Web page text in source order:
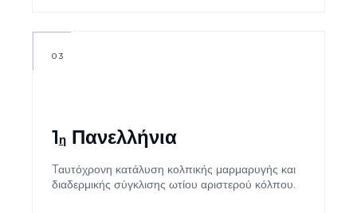
03
1ηΠανελλήνια
Tαυτόχρονη κατάλυση κολπικής μαρμαρυγής και
διαδερμικής σύγκλισης ωτίου αριστερού κόλπου.